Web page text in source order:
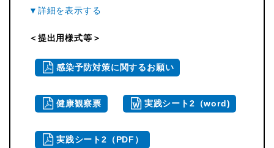
＜提出用様式等＞
感染予防対策に関するお願い
健康観察票 実践シート2（word)
実践シート2（PDF）